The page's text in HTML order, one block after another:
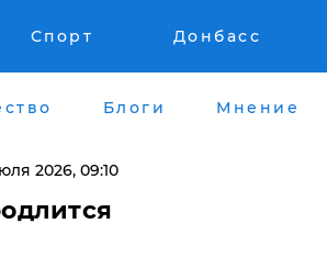
Спорт Донбасс
Блоги Мнение
2026, 09:10